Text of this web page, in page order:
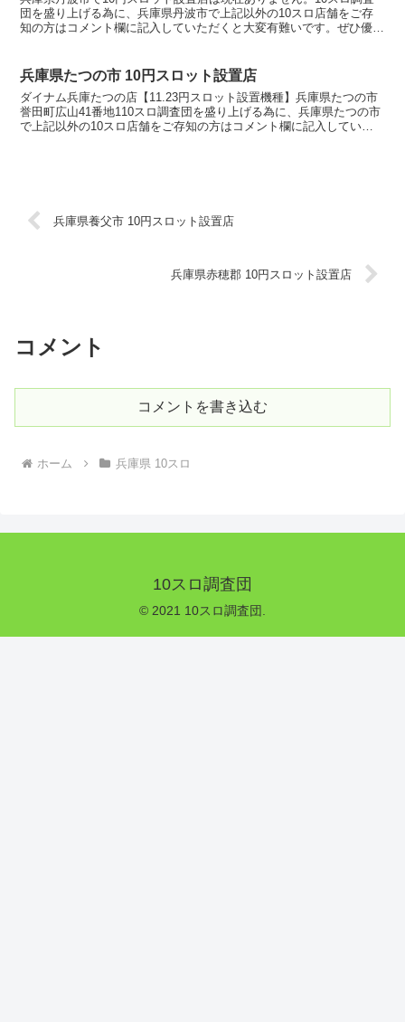
団を盛り上げる為に、兵庫県丹波市で上記以外の10スロ店舗をご存
知の方はコメント欄に記入していただくと大変有難いです。ぜひ優良
兵庫県たつの市 10円スロット設置店
ダイナム兵庫たつの店【11.23円スロット設置機種】兵庫県たつの市
誉田町広山41番地110スロ調査団を盛り上げる為に、兵庫県たつの市
で上記以外の10スロ店舗をご存知の方はコメント欄に記入していた
兵庫県養父市 10円スロット設置店
兵庫県赤穂郡 10円スロット設置店
コメント
コメントを書き込む
ホーム 兵庫県 10スロ
10スロ調査団
© 2021 10スロ調査団.